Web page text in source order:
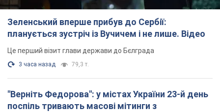
Зеленський вперше прибув до Сербії:
планується зустріч із Вучичем і не лише. Відео
Це перший візит глави держави до Бєлграда
3 часа назад 79,3 т.
"Верніть Федорова": у містах України 23-й день
поспіль тривають масові мітинги з